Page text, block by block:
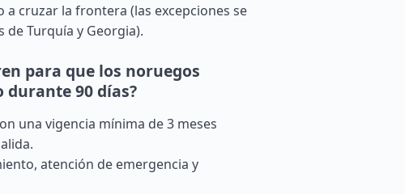
cruzar la frontera (las excepciones se
deTurquía y Georgia).
para que los noruegos
90 días?
una vigencia mínima de 3 meses
atención de emergencia y